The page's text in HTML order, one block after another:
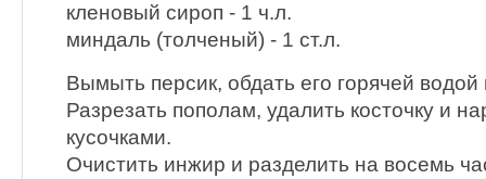
кленовый сироп - 1 ч.л.
миндаль (толченый) - 1 ст.л.
Вымыть персик, обдать его горячей водой
Разрезать пополам, удалить косточку и
кусочками.
Очистить инжир и разделить на восемь